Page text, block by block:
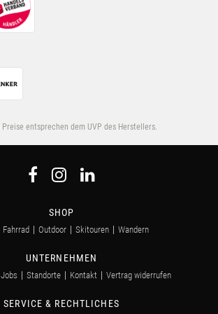
entsprechen dem UVP des Herstellers.
SHOP
Fahrrad Outdoor Skitouren Wandern
UNTERNEHMEN
Jobs Standorte Kontakt Vertrag widerrufen
SERVICE & RECHTLICHES